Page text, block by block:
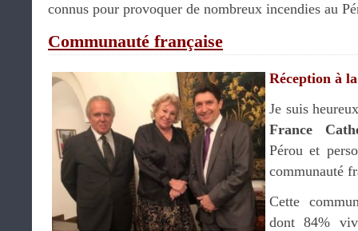
connus pour provoquer de nombreux incendies au
Communauté française
Réception à
Je suis
France
Pérou et
communauté
Cette
dont 84%